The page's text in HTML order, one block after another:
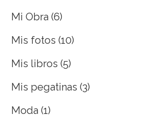
Mi Obra (6)
Mis fotos (10)
Mis libros (5)
Mis pegatinas (3)
Moda (1)